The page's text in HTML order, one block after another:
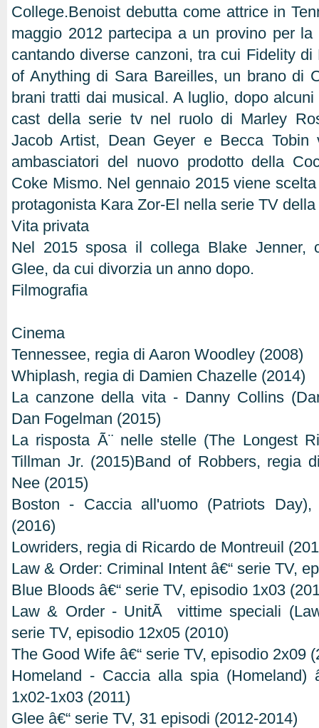
College.Benoist debutta come attrice in
maggio 2012 partecipa a un provino per
cantando diverse canzoni, tra cui Fidelity
of Anything di Sara Bareilles, un brano di
brani tratti dai musical. A luglio, dopo
cast della serie tv nel ruolo di Marley
Jacob Artist, Dean Geyer e Becca Tobin
ambasciatori del nuovo prodotto della
Coke Mismo. Nel gennaio 2015 viene
protagonista Kara Zor-El nella serie TV
Vita privata
Nel 2015 sposa il collega Blake Jenner,
Glee, da cui divorzia un anno dopo.
Filmografia
Cinema
Tennessee, regia di Aaron Woodley (2008)
Whiplash, regia di Damien Chazelle (2014)
La canzone della vita - Danny Collins
Dan Fogelman (2015)
La risposta Ã¨ nelle stelle (The Longest
Tillman Jr. (2015)Band of Robbers, regia
Nee (2015)
Boston - Caccia all'uomo (Patriots
(2016)
Lowriders, regia di Ricardo de Montreuil
Law & Order: Criminal Intent â€“ serie TV,
Blue Bloods â€“ serie TV, episodio 1x03
Law & Order - UnitÃ vittime speciali
serie TV, episodio 12x05 (2010)
The Good Wife â€“ serie TV, episodio 2x09
Homeland - Caccia alla spia (Homeland)
1x02-1x03 (2011)
Glee â€“ serie TV, 31 episodi (2012-2014)